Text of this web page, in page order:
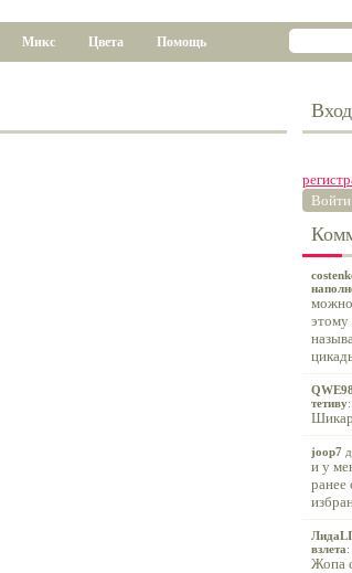
Микс Цвета Помощь
Войти
этому
тетиву:
joop7
и у
ранее
взлета:
Жопа